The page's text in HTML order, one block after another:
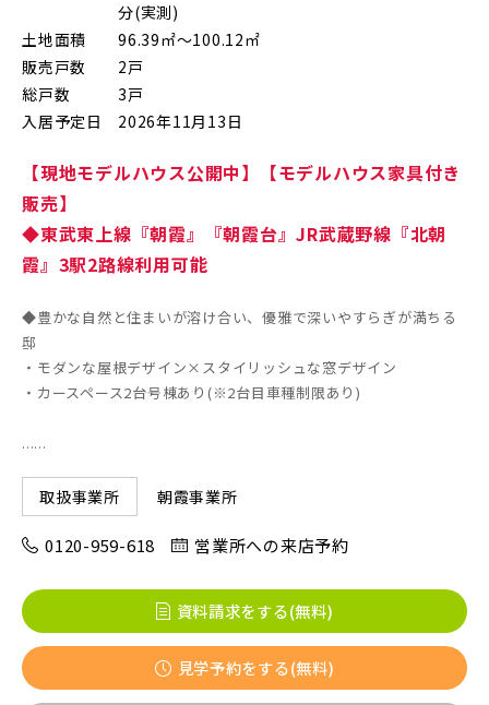
朝霞市(1)
志木市(0)
新座市(2)
富士見市(0)
蓮田市(1)
埼玉・東部エリア(16)
千葉・京葉エリア(19)
八千代市(1)
千葉市(2)
千葉・常磐エリア(15)
守谷市(0) 松戸市(4)
野田市(0)
分(実測)
土地面積
96.39㎡～100.12㎡
販売戸数
2戸
総戸数
3戸
入居予定日
2026年11月13日
【現地モデルハウス公開中】【モデルハウス家具付き
販売】
◆東武東上線『朝霞』『朝霞台』JR武蔵野線『北朝
霞』3駅2路線利用可能
◆豊かな自然と住まいが溶け合い、優雅で深いやすらぎが満ちる
邸
・モダンな屋根デザイン×スタイリッシュな窓デザイン
・カースペース2台号棟あり(※2台目車種制限あり)
......
取扱事業所 朝霞事業所
0120-959-618 営業所への来店予約
資料請求をする(無料)
見学予約をする(無料)